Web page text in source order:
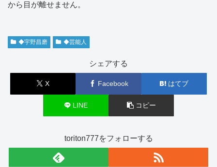
から目が離せません。
◆宇野昌磨 ◆芸能人
シェアする
X Facebook はてブ
LINE コピー
toriton777をフォローする